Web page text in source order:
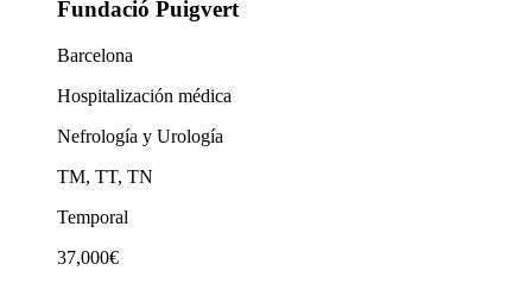
Fundació Puigvert
Barcelona
Hospitalización médica
Nefrología y Urología
TM, TT, TN
Temporal
37,000€